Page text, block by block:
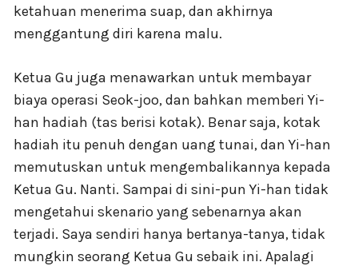
ketahuan menerima suap, dan akhirnya
menggantung diri karena malu.
Ketua Gu juga menawarkan untuk membayar
biaya operasi Seok-joo, dan bahkan memberi Yi-
han hadiah (tas berisi kotak). Benar saja, kotak
hadiah itu penuh dengan uang tunai, dan Yi-han
memutuskan untuk mengembalikannya kepada
Ketua Gu. Nanti. Sampai di sini-pun Yi-han tidak
mengetahui skenario yang sebenarnya akan
terjadi. Saya sendiri hanya bertanya-tanya, tidak
mungkin seorang Ketua Gu sebaik ini. Apalagi